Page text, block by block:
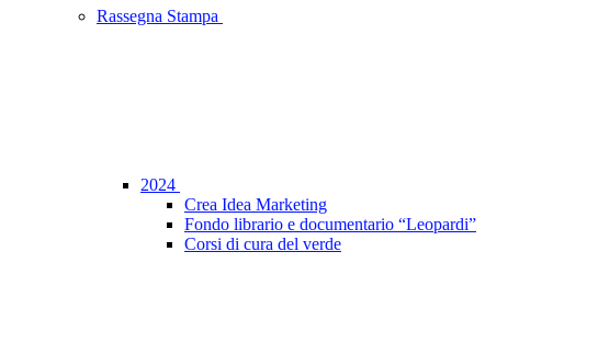
Rassegna Stampa
2024
Crea Idea Marketing
Fondo librario e documentario “Leopardi”
Corsi di cura del verde